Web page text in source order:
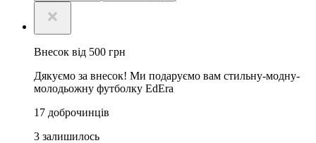
Внесок від 500 грн
Дякуємо за внесок! Ми подаруємо вам стильну-модну-
молодьожну футболку EdEra
17 доброчинців
3 залишилось